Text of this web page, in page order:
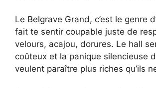
Le Belgrave Grand, c’est le genre
fait te sentir coupable juste de
velours, acajou, dorures. Le hall
coûteux et la panique silencieuse
veulent paraître plus riches qu’ils